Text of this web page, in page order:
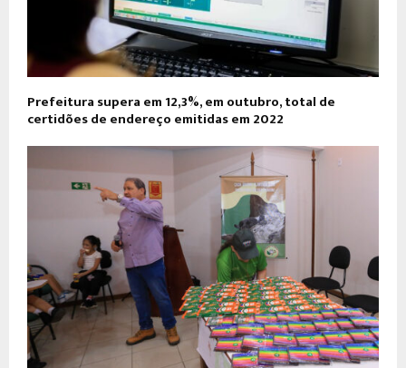
Prefeitura supera em 12,3%, em outubro, total de
certidões de endereço emitidas em 2022